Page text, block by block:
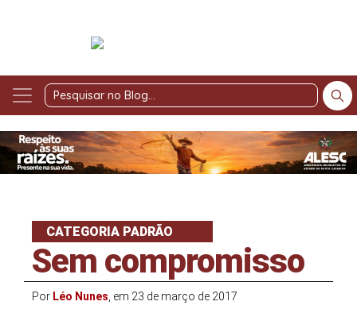
Pesquisar
Blog
CATEGORIA PADRÃO
Sem compromisso
Por Léo Nunes , em 23 de março de 2017